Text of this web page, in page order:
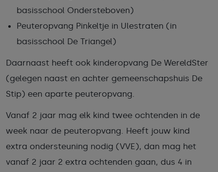
basisschool Ondersteboven)
Peuteropvang Pinkeltje in Ulestraten (in
basisschool De Triangel)
Daarnaast heeft ook kinderopvang De WereldSter
(gelegen naast en achter gemeenschapshuis De
Stip) een aparte peuteropvang.
Vanaf 2 jaar mag elk kind twee ochtenden in de
week naar de peuteropvang. Heeft jouw kind
extra ondersteuning nodig (VVE), dan mag het
vanaf 2 jaar 2 extra ochtenden gaan, dus 4 in